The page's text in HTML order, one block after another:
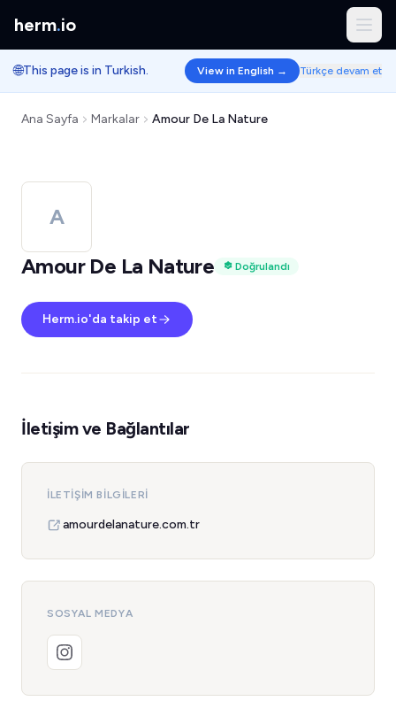
herm.io
🌐This page is in Turkish. View in English → Türkçe devam et
Ana Sayfa Markalar Amour De La Nature
A
Amour De La Nature
Doğrulandı
Herm.io'da takip et
İletişim ve Bağlantılar
İLETIŞIM BILGILERI
amourdelanature.com.tr
SOSYAL MEDYA